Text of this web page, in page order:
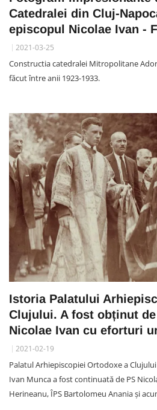
Catedralei din Cluj-
episcopul Nicolae Ivan -
2021-03-25
Constructia catedralei Mitropolitane
făcut între anii 1923-1933.
Istoria Palatului
Clujului. A fost obținut
Nicolae Ivan cu eforturi
2021-02-19
Palatul Arhiepiscopiei Ortodoxe a
Ivan Munca a fost continuată de PS
Herineanu, ÎPS Bartolomeu Anania și